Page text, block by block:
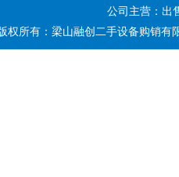
公司主营：出
权所有：梁山融创二手设备购销